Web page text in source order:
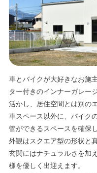
車とバイクが大好きなお施
ター付きのインナーガレー
活かし、居住空間とは別の
車スペース以外に、バイク
管ができるスペースを確保
外観はスクエア型の形状と
玄関にはナチュラルさを加
様を優しく出迎えます。